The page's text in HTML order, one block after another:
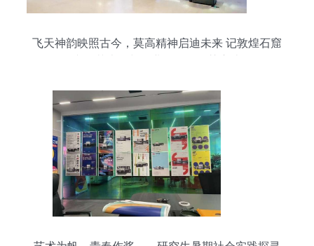
飞天神韵映照古今，莫高精神启迪未来 记敦煌石窟